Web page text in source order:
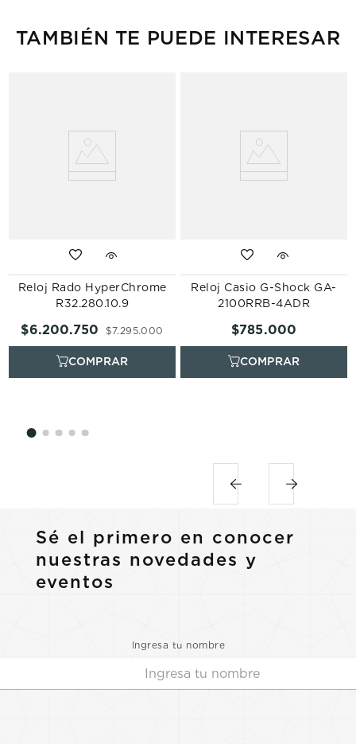
TAMBIÉN TE PUEDE INTERESAR
Reloj Rado HyperChrome
R32.280.10.9
$7. 295.000
$6.200.750
Reloj Casio G-Shock GA-
2100RRB-4ADR
$785.000
Sé el primero en conocer
nuestras novedades y
eventos
Ingresa tu nombre